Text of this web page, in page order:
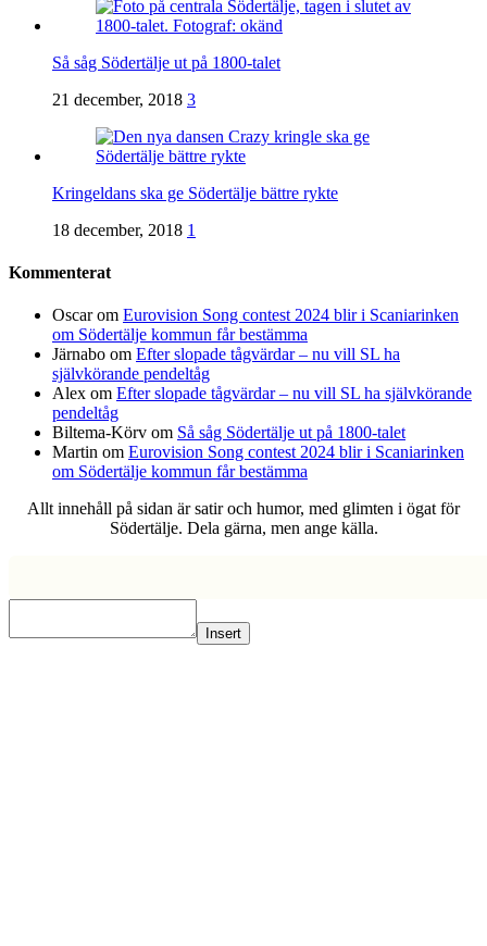
Så såg Södertälje ut på 1800-talet
21 december, 2018 3
Kringeldans ska ge Södertälje bättre rykte
18 december, 2018 1
Kommenterat
Oscarom Eurovision Song contest 2024 blir i Scaniarinken
om Södertälje kommun får bestämma
Järnabo om Efter slopade tågvärdar – nu vill SL ha
självkörande pendeltåg
Alex om Efter slopade tågvärdar – nu vill SL ha självkörande
pendeltåg
Biltema-Körv om Så såg Södertälje ut på 1800-talet
Martin om Eurovision Song contest 2024 blir i Scaniarinken
om Södertälje kommun får bestämma
Allt innehåll på sidan är satir och humor, med glimten i ögat för
Södertälje. Dela gärna, men ange källa.
Insert